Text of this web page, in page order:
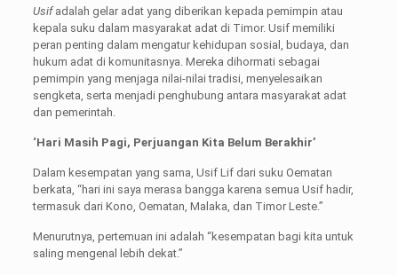
Usifadalah gelar adat yang diberikan kepada pemimpin atau
kepala suku dalam masyarakat adat di Timor. Usif memiliki
peran penting dalam mengatur kehidupan sosial, budaya, dan
hukum adat di komunitasnya. Mereka dihormati sebagai
pemimpin yang menjaga nilai-nilai tradisi, menyelesaikan
sengketa, serta menjadi penghubung antara masyarakat adat
dan pemerintah.
‘Hari Masih Pagi, Perjuangan Kita Belum Berakhir’
Dalam kesempatan yang sama, Usif Lif dari suku Oematan
berkata, “hari ini saya merasa bangga karena semua Usif hadir,
termasuk dari Kono, Oematan, Malaka, dan Timor Leste.”
Menurutnya, pertemuan ini adalah “kesempatan bagi kita untuk
saling mengenal lebih dekat.”